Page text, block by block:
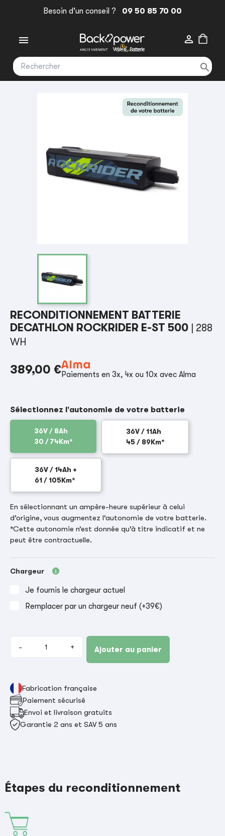
Besoin d'un conseil ? 09 50 85 70 00
 

RECONDITIONNEMENT BATTERIE
DECATHLON ROCKRIDER E-ST 500
| 288
WH
389,00 €Paiements en 3x, 4x ou 10x avec Alma
Sélectionnez l'autonomie de votre batterie
36V / 8Ah
30 / 74Km*
36V / 11Ah
45 / 89Km*
36V / 14Ah +
61 / 105Km*
En sélectionnant un ampère-heure supérieur à celui
d’origine, vous augmentez l’autonomie de votre batterie.
*Cette autonomie n’est donnée qu’à titre indicatif et ne
peut être contractuelle.
Chargeur
Je fournis le chargeur actuel
Remplacer par un chargeur neuf (+39€)
- + Ajouter au panier
Fabrication française
Paiement sécurisé
Envoi et livraison gratuits
Garantie 2 ans et SAV 5 ans
Étapes du reconditionnement